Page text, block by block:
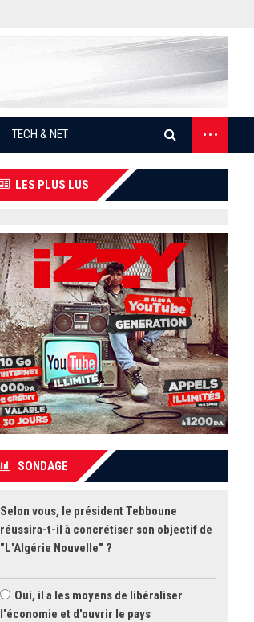
TECH & NET ...
LES PLUS LUS
SONDAGE
Selon vous, le président Tebboune
réussira-t-il à concrétiser son objectif de
"L'Algérie Nouvelle" ?
Oui, il a les moyens de libéraliser
l'économie et d'ouvrir le pays